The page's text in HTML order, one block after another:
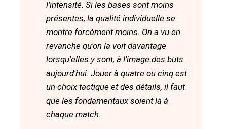
l'intensité. Si les bases sont moins
présentes, la qualité individuelle se
montre forcément moins. On a vu en
revanche qu'on la voit davantage
lorsqu'elles y sont, à l'image des buts
aujourd'hui. Jouer à quatre ou cinq est
un choix tactique et des détails, il faut
que les fondamentaux soient là à
chaque match.